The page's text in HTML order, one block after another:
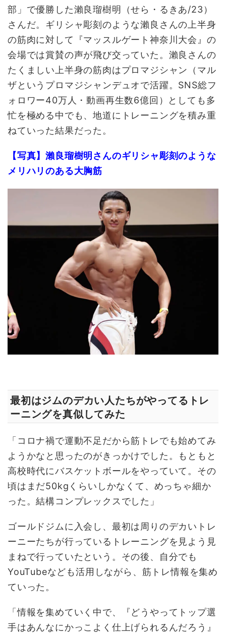
部」で優勝した瀨良瑠樹明（せら・るきあ/23）
さんだ。ギリシャ彫刻のような瀨良さんの上半身
の筋肉に対して『マッスルゲート神奈川大会』の
会場では賞賛の声が飛び交っていた。瀨良さんの
たくましい上半身の筋肉はプロマジシャン（マル
ザというプロマジシャンデュオで活躍。SNS総フ
ォロワー40万人・動画再生数6億回）としても多
忙を極める中でも、地道にトレーニングを積み重
ねていった結果だった。
【写真】瀨良瑠樹明さんのギリシャ彫刻のような
メリハリのある大胸筋
最初はジムのデカい人たちがやってるトレ
ーニングを真似してみた
「コロナ禍で運動不足だから筋トレでも始めてみ
ようかなと思ったのがきっかけでした。もともと
高校時代にバスケットボールをやっていて。その
頃はまだ50kgくらいしかなくて、めっちゃ細か
った。結構コンプレックスでした」
ゴールドジムに入会し、最初は周りのデカいトレ
ーニーたちが行っているトレーニングを見よう見
まねで行っていたという。その後、自分でも
YouTubeなども活用しながら、筋トレ情報を集め
ていった。
「情報を集めていく中で、『どうやってトップ選
手はあんなにかっこよく仕上げられるんだろう』